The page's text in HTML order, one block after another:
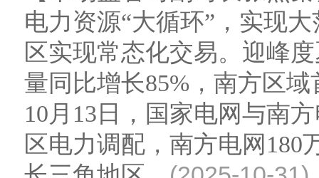
电力资源“大循环”，实现
区实现常态化交易。迎峰
量同比增长85%，南方区
10月13日，国家电网与南
区电力调配，南方电网